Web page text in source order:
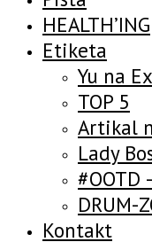
HEALTH’ING
Etiketa
Yu na
TOP 5
Artikal
Lady
DRUM-
Kontakt